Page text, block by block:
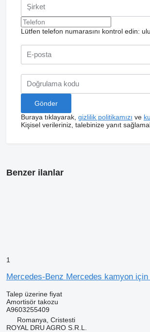
Lütfen telefon numarasını kontrol edin:
Buraya tıklayarak, gizlilik politikamızı ve
Kişisel verileriniz, talebinize yanıt
Benzer ilanlar
1
Mercedes-Benz Mercedes kamyon
Talep üzerine fiyat
Amortisör takozu
A9603255409
Romanya, Cristesti
ROYAL DRU AGRO S.R.L.